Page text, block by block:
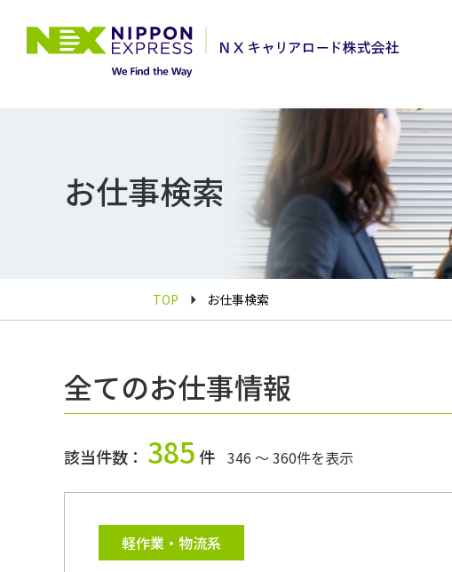
お仕事検索
TOP お仕事検索
全てのお仕事情報
該当件数： 385件 346 ～ 360件を表示
軽作業・物流系